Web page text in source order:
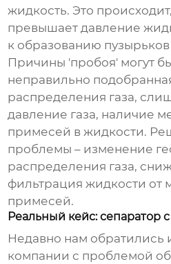
жидкость. Это
превышает давление
к образованию пузырьков
Причины 'пробоя' могут
неправильно
распределения газа,
давление газа, наличие
примесей в жидкости.
проблемы – изменение
распределения газа,
фильтрация жидкости от
примесей.
Реальный кейс: сепаратор
Недавно нам обратились
компании с проблемой